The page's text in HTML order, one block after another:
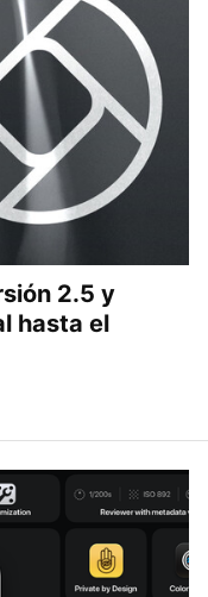
2.5 y
hasta el